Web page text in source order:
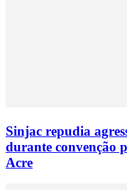
Sinjac repudia
durante convenção
Acre